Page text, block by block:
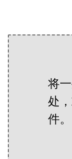
将
处
件。